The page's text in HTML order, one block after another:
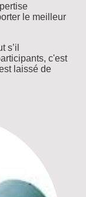
le meilleur
s’il
c'est
laissé de